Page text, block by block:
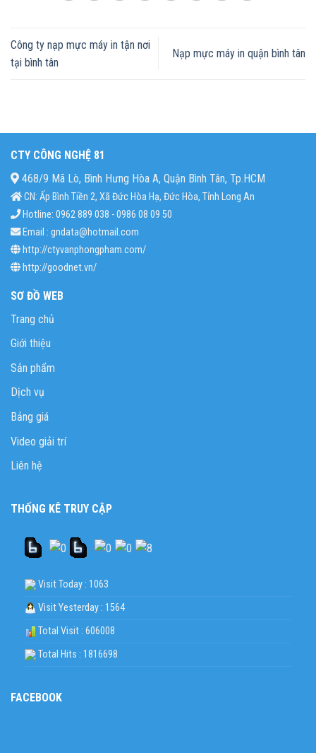
Công ty nạp mực máy in tận nơi
tại bình tân
Nạp mực máy in quận bình tân
CTY CÔNG NGHỆ 81
468/9 Mã Lò, Bình Hưng Hòa A, Quận Bình Tân, Tp.HCM
CN: Ấp Bình Tiền 2, Xã Đức Hòa Hạ, Đức Hòa, Tỉnh Long An
Hotline: 0962 889 038 - 0986 08 09 50
Email : gndata@hotmail.com
http://ctyvanphongpham.com/
http://goodnet.vn/
SƠ ĐỒ WEB
Trang chủ
Giới thiệu
Sản phẩm
Dịch vụ
Bảng giá
Video giải trí
Liên hệ
THỐNG KÊ TRUY CẬP
Visit Today : 1063
Visit Yesterday : 1564
Total Visit : 606008
Total Hits : 1816698
FACEBOOK